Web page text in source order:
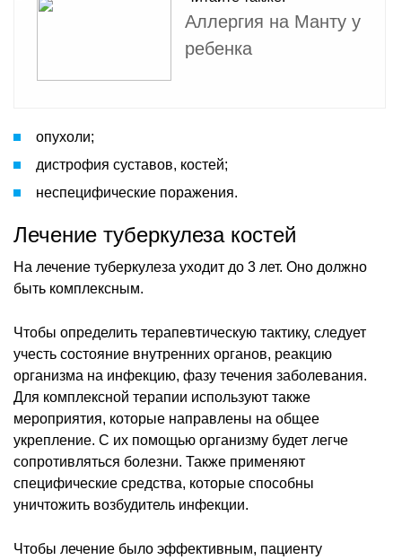
Аллергия на Манту у
ребенка
опухоли;
дистрофия суставов, костей;
неспецифические поражения.
Лечение туберкулеза костей
На лечение туберкулеза уходит до 3 лет. Оно должно
быть комплексным.
Чтобы определить терапевтическую тактику, следует
учесть состояние внутренних органов, реакцию
организма на инфекцию, фазу течения заболевания.
Для комплексной терапии используют также
мероприятия, которые направлены на общее
укрепление. С их помощью организму будет легче
сопротивляться болезни. Также применяют
специфические средства, которые способны
уничтожить возбудитель инфекции.
Чтобы лечение было эффективным, пациенту